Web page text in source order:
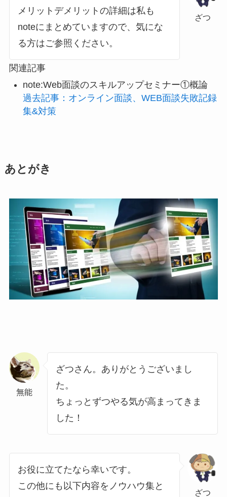
ざつ
メリットデメリットの詳細は私も
noteにまとめていますので、気にな
る方はご参照ください。
関連記事
note:Web面談のスキルアップセミナー①概論
過去記事：オンライン面談、WEB面談失敗記録
集&対策
あとがき
無能
ざつさん。ありがとうございまし
た。
ちょっとずつやる気が高まってきま
した！
ざつ
お役に立てたなら幸いです。
この他にも以下内容をノウハウ集と